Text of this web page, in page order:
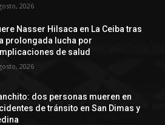
2026
Nasser Hilsaca en La Ceiba tras
prolongada lucha por
de salud
2026
dos personas mueren en
de tránsito en San Dimas y